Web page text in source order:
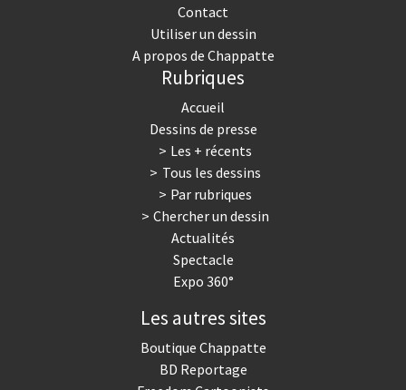
Contact
Utiliser un dessin
A propos de Chappatte
Rubriques
Accueil
Dessins de presse
Les + récents
Tous les dessins
Par rubriques
Chercher un dessin
Actualités
Spectacle
Expo 360°
Les autres sites
Boutique Chappatte
BD Reportage